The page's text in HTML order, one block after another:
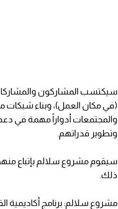
سيكتسب المشاركون
(في مكان العمل)، وبناء شبكات
والمجتمعات أدواراً مهمة في
وتطوير قدراتهم.
سيقوم مشروع سلالم بإتباع
ذلك.
مشروع سلالم: برنامج أكاديمية